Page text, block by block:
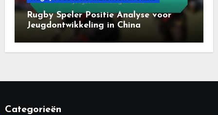
Rugby Speler Positie Analyse voor
Jeugdontwikkeling in China
Categorieën